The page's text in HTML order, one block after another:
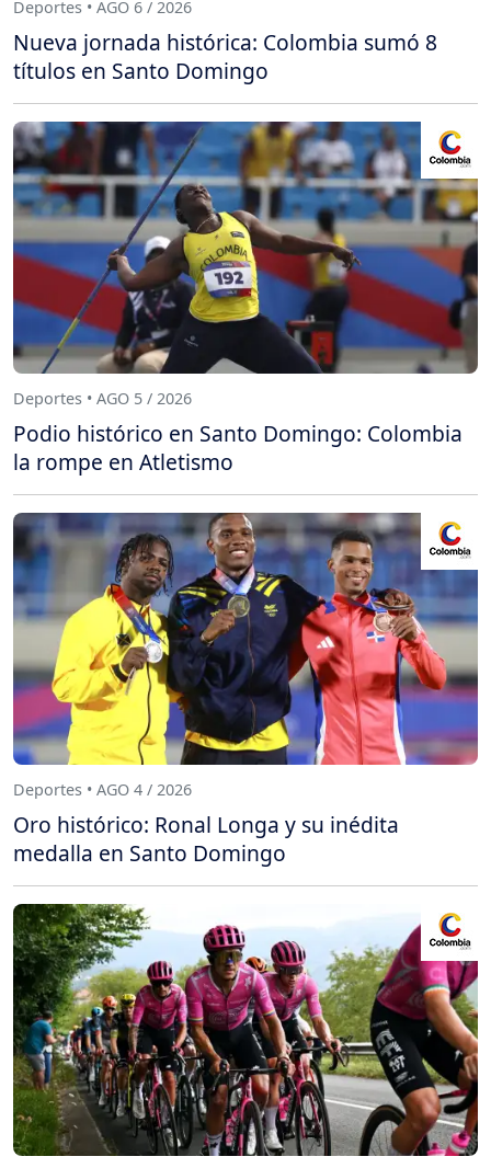
Deportes • AGO 6 / 2026
Nueva jornada histórica: Colombia sumó 8
títulos en Santo Domingo
Deportes • AGO 5 / 2026
Podio histórico en Santo Domingo: Colombia
la rompe en Atletismo
Deportes • AGO 4 / 2026
Oro histórico: Ronal Longa y su inédita
medalla en Santo Domingo